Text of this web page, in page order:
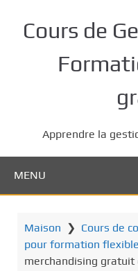
o
Cours de
Apprendre la
MENU
Maison ❯ Cours de
pour formation flexible
merchandising gratuit